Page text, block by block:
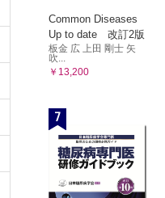
独居生活を望む
本人は自宅
倫理的課題6 介入
高齢者・認知
ほかの部署
たくさんの人
高齢者だから
介護の負担が大
本人の意思は
Common Diseases
Up to date 改訂2版
板金 広 上田 剛士 矢
吹...
￥13,200
7